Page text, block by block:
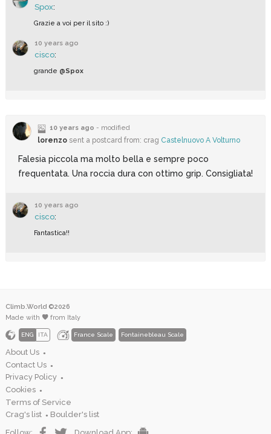
Spox:
Grazie a voi per il sito :)
10 years ago
cisco:
grande @Spox
10 years ago - modified
lorenzo sent a postcard from: crag Castelnuovo A Volturno
Falesia piccola ma molto bella e sempre poco
frequentata. Una roccia dura con ottimo grip. Consigliata!
10 years ago
cisco:
Fantastica!!
Climb.World ©2026
Made with
from Italy
ENG ITA France Scale Fontainebleau Scale
About Us ●
Contact Us ●
Privacy Policy ●
Cookies ●
Terms of Service
Crag's list
● Boulder's list